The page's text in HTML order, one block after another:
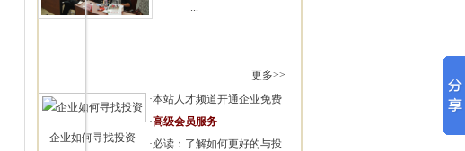
...
更多>>
企业如何寻找投资
·本站人才频道开通企业免费
·高级会员服务
·必读：了解如何更好的与投